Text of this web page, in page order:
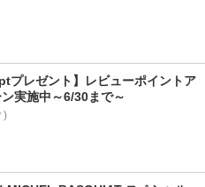
プレゼント】レビューポイントア
実施中～6/30まで～
)